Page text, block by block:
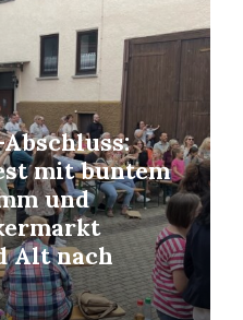
mit buntem
und
Alt nach